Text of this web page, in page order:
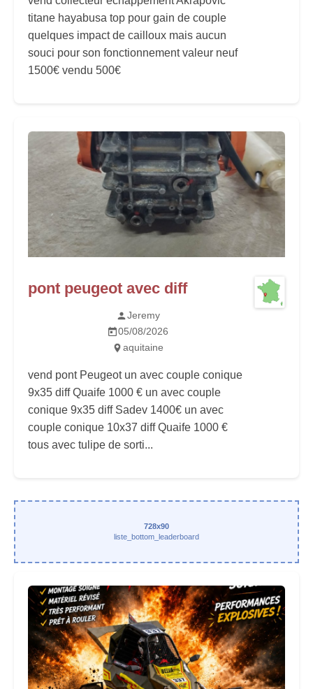
titane hayabusa top pour gain de couple
quelques impact de cailloux mais aucun
souci pour son fonctionnement valeur neuf
1500€ vendu 500€
pont peugeot avec diff
Jeremy
05/08/2026
aquitaine
vend pont Peugeot un avec couple conique
9x35 diff Quaife 1000 € un avec couple
conique 9x35 diff Sadev 1400€ un avec
couple conique 10x37 diff Quaife 1000 €
tous avec tulipe de sorti...
728x90
liste_bottom_leaderboard